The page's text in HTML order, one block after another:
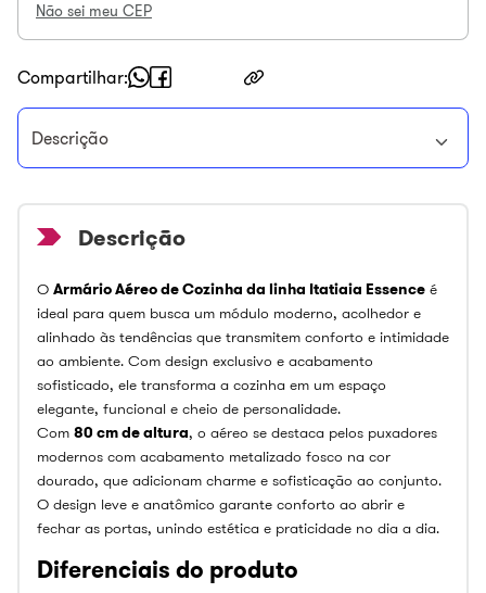
Não sei meu CEP
Compartilhar
Descrição
O Armário Aéreo de Cozinha da linha Itatiaia Essence é
ideal para quem busca um módulo moderno, acolhedor e
alinhado às tendências que transmitem conforto e intimidade
ao ambiente. Com design exclusivo e acabamento
sofisticado, ele transforma a cozinha em um espaço
elegante, funcional e cheio de personalidade.
Com 80 cm de altura, o aéreo se destaca pelos puxadores
modernos com acabamento metalizado fosco na cor
dourado, que adicionam charme e sofisticação ao conjunto.
O design leve e anatômico garante conforto ao abrir e
fechar as portas, unindo estética e praticidade no dia a dia.
Diferenciais do produto